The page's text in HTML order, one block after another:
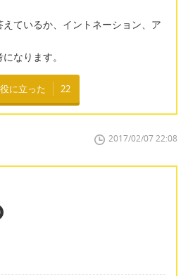
ているか、イントネーション、ア
なります。
役に立った 22
2017/02/07 22:08